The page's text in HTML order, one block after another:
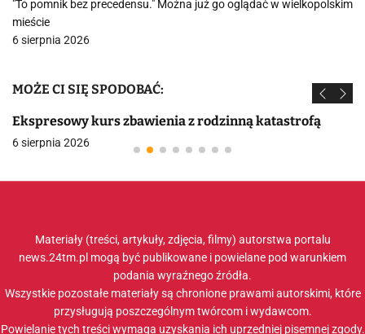
"To pomnik bez precedensu." Można już go oglądać w wielkopolskim
mieście
6 sierpnia 2026
MOŻE CI SIĘ SPODOBAĆ:
Ekspresowy kurs zbawienia z rodzinną katastrofą
6 sierpnia 2026
Materiały (treści, artykuły, zdjęcia, filmy) autorstwa portalu
news.24tm.pl mogą być publikowane i powielane pod warunkiem
podania wyraźnego źródła.
Wszystkie pozostałe materiały są chronione prawami autorskimi, które
przysługują poszczególnym twórcom i wydawcom.
Powielanie tych treści wymaga uzyskania ich uprzedniej pisemnej zgody.